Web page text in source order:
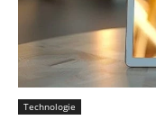
Technologie